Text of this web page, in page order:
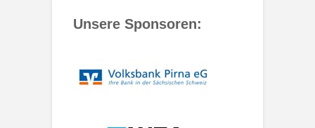
Unsere Sponsoren: